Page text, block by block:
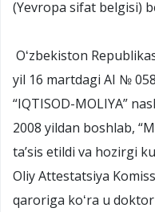
(Yevropa sifat belgisi)
Oʻzbekiston
yil 16 martdagi AI №
“IQTISOD-MOLIYA”
2008 yildan boshlab,
taʼsis etildi va hozirgi
Oliy Attestatsiya
qaroriga koʻra u